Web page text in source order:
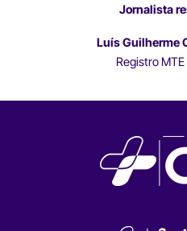
Jornalista
Luís Guilherme
Registro